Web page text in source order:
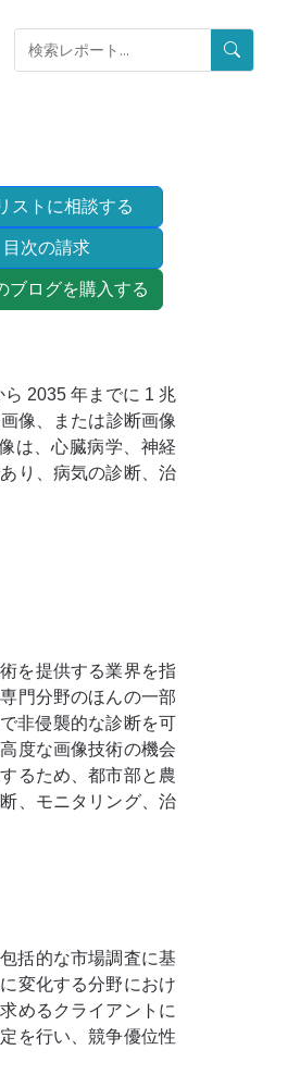
ストに相談する
目次の請求
ブログを購入する
2035 年までに 1 兆
像、または診断画像
は、心臓病学、神経
り、病気の診断、治
を提供する業界を指
門分野のほんの一部
非侵襲的な診断を可
度な画像技術の機会
るため、都市部と農
、モニタリング、治
括的な市場調査に基
変化する分野におけ
めるクライアントに
を行い、競争優位性